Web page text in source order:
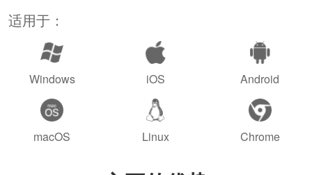
适用于：
Windows iOS Android
macOS Linux Chrome